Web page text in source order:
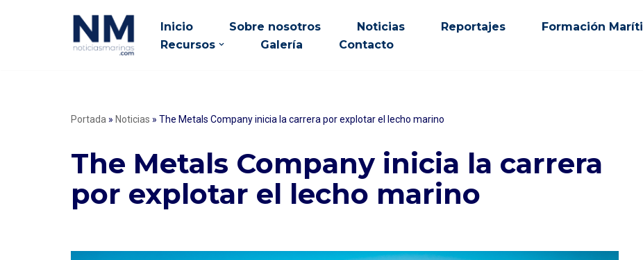
Inicio Sobre nosotros Noticias Reportajes Formación
Recursos
Galería Contacto
Portada » Noticias » The Metals Company inicia la carrera por explotar el lecho marino
The Metals Company inicia la carrera
por explotar el lecho marino